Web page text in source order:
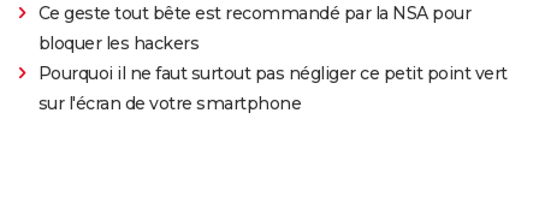
Ce geste tout bête est recommandé par la NSA pour
bloquer les hackers
Pourquoi il ne faut surtout pas négliger ce petit point vert
sur l'écran de votre smartphone